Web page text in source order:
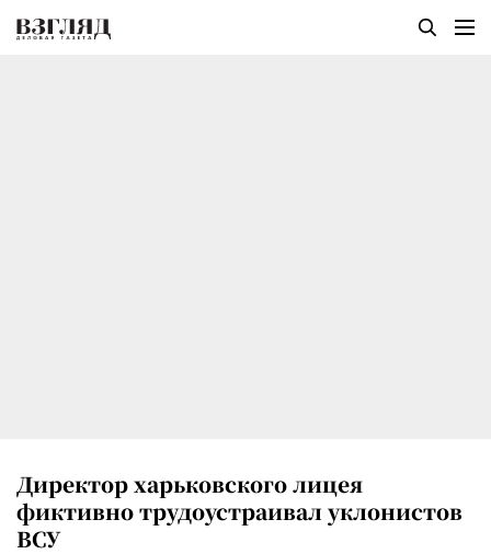
Директор харьковского лицея
фиктивно трудоустраивал уклонистов
ВСУ